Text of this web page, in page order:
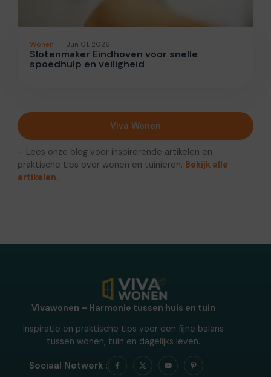
Wonen Jun 01, 2026
Slotenmaker Eindhoven voor snelle
spoedhulp en veiligheid
Viva Wonen
– Lees onze blog voor inspirerende artikelen en
praktische tips over wonen en tuinieren. Bekijk alle
artikelen.
Vivawonen – Harmonie tussen huis en tuin
Inspiratie en praktische tips voor een fijne balans
tussen wonen, tuin en dagelijks leven.
Sociaal Netwerk :